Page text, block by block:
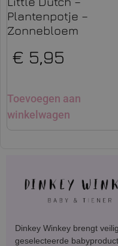
Plantenpotje –
Zonnebloem
€ 5,95
Toevoegen aan
winkelwagen
Dinkey Winkey brengt
geselecteerde